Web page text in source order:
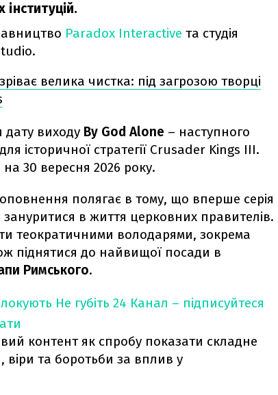
Paradox Interactive та студія
велика чистка: під загрозою творці
виходу By God Alone – наступного
історичної стратегії Crusader Kings III.
30 вересня 2026 року.
полягає в тому, що вперше серія
в життя церковних правителів.
теократичними володарями, зокрема
піднятися до найвищої посади в
Римського.
Не губіть 24 Канал – підписуйтеся
контент як спробу показати складне
віри та боротьби за вплив у